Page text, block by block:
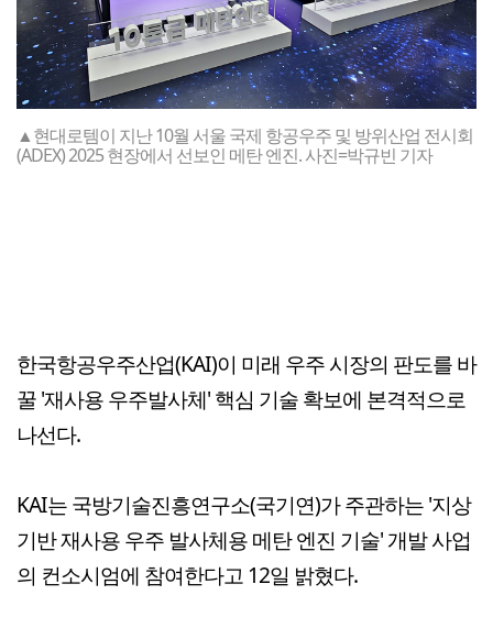
▲현대로템이 지난 10월 서울 국제 항공우주 및 방위산업 전시회
(ADEX) 2025 현장에서 선보인 메탄 엔진. 사진=박규빈 기자
한국항공우주산업(KAI)이 미래 우주 시장의 판도를 바
꿀 '재사용 우주발사체' 핵심 기술 확보에 본격적으로
나선다.
KAI는 국방기술진흥연구소(국기연)가 주관하는 '지상
기반 재사용 우주 발사체용 메탄 엔진 기술' 개발 사업
의 컨소시엄에 참여한다고 12일 밝혔다.